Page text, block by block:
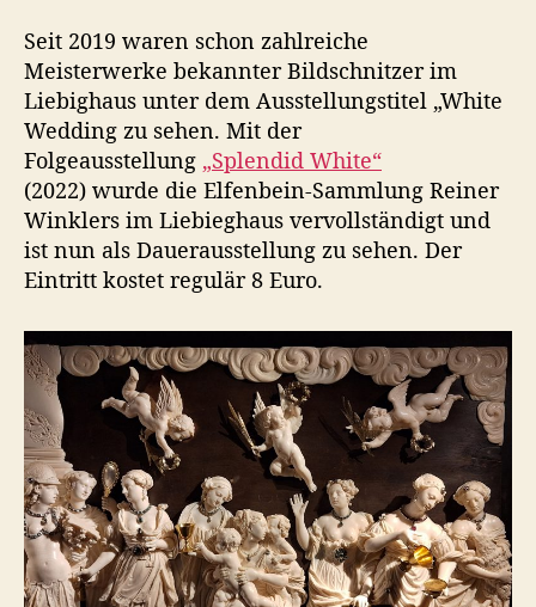
Seit 2019 waren schon zahlreiche
Meisterwerke bekannter Bildschnitzer im
Liebighaus unter dem Ausstellungstitel „White
Wedding zu sehen. Mit der
Folgeausstellung „Splendid White“
(2022) wurde die Elfenbein-Sammlung Reiner
Winklers im Liebieghaus vervollständigt und
ist nun als Dauerausstellung zu sehen. Der
Eintritt kostet regulär 8 Euro.